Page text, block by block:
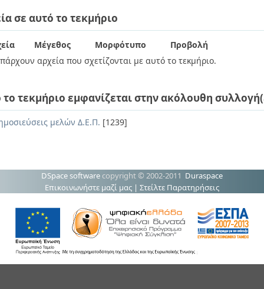
σε αυτό το τεκμήριο
Μέγεθος Μορφότυπο
Προβολή
αρχεία που σχετίζονται με αυτό το τεκμήριο.
το τεκμήριο εμφανίζεται στην ακόλουθη
μελών Δ.Ε.Π. [1239]
DSpace software copyright © 2002-2011 Duraspace
Επικοινωνήστε μαζί μας | Στείλτε Παρατηρήσεις